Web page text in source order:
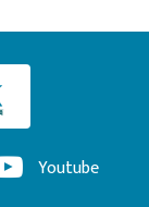
Youtube